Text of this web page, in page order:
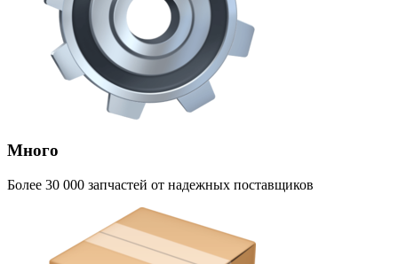
Много
Более 30 000 запчастей от надежных поставщиков